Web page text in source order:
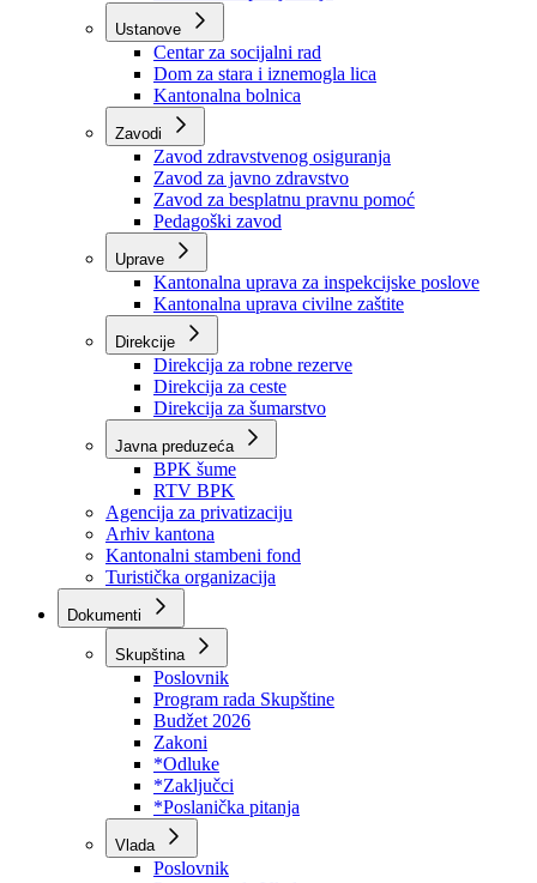
Služba za odnose s javnošću
Služba za zajedničke poslove
Služba za zapošljavanje
Ustanove
Centar za socijalni rad
Dom za stara i iznemogla lica
Kantonalna bolnica
Zavodi
Zavod zdravstvenog osiguranja
Zavod za javno zdravstvo
Zavod za besplatnu pravnu pomoć
Pedagoški zavod
Kantonalna uprava za inspekcijske poslove
Kantonalna uprava civilne zaštite
Direkcije
Direkcija za robne rezerve
Direkcija za ceste
Direkcija za šumarstvo
Javna preduzeća
BPK šume
RTV BPK
Agencija za privatizaciju
Arhiv kantona
Kantonalni stambeni fond
Turistička organizacija
Dokumenti
Skupština
Poslovnik
Program rada Skupštine
Budžet 2026
Zakoni
*Odluke
*Zaključci
*Poslanička pitanja